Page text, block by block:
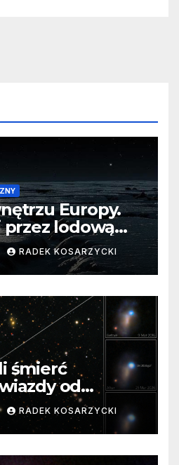
Europy.
lodową
RADEK KOSARZYCKI
śmierć
od
Niezwykle
RADEK KOSARZYCKI